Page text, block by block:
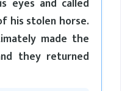
his stolen horse.
made the
they returned